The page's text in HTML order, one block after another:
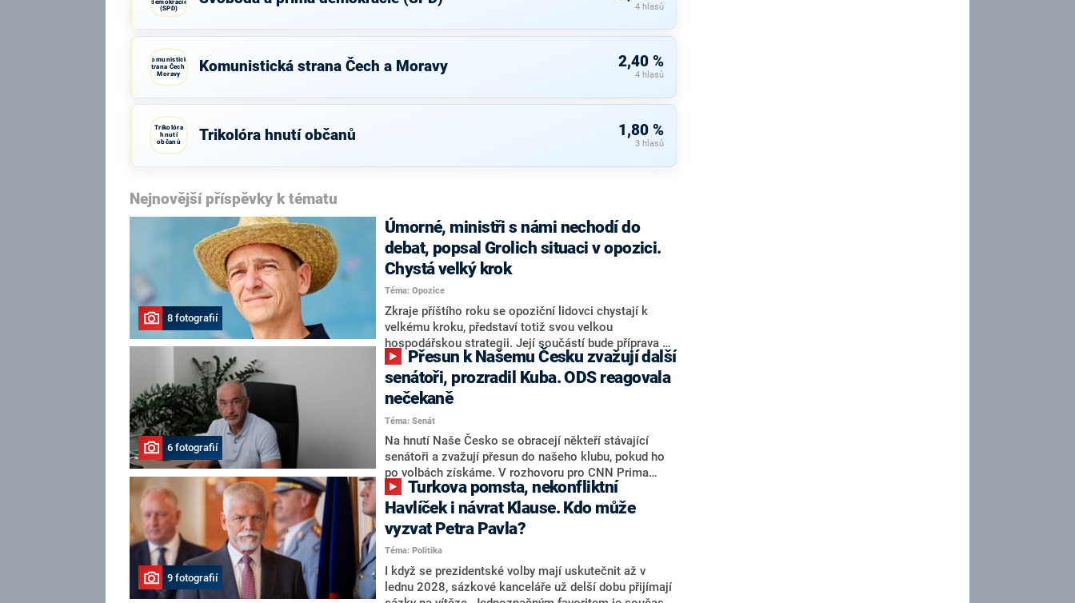
demokracie
(SPD)
4 hlasů
Komunistická
strana Čech a
Moravy
Komunistická strana Čech a Moravy 2,40 %
4 hlasů
Trikolóra
hnutí
občanů
Trikolóra hnutí občanů 1,80 %
3 hlasů
Nejnovější příspěvky k tématu
8 fotografií
Úmorné, ministři s námi nechodí do
debat, popsal Grolich situaci v opozici.
Chystá velký krok
Téma: Opozice
Zkraje příštího roku se opoziční lidovci chystají k
velkému kroku, představí totiž svou velkou
hospodářskou strategii. Její součástí bude příprava na
stárnutí populace, řekl ve středu na setkání s novináři
nový předseda lidovců Jan Grolich. Ten zároveň v
senátních volbách kandiduje ve Vyškově. Popsal i
aktivitu opozice, o níž vládní strany nebo političtí
komentátoři mluví jako o slabé a v defenzivě. „Je to
úmorná práce upozorňovat na chyby vlády. Ministři s
námi navíc nechodí do debat. Chceme ale ukazovat
svoje témata,“ odpověděl Grolich na dotaz CNN Prima
NEWS.
6 fotografií
senátoři, prozradil Kuba. ODS reagovala
nečekaně
Téma: Senát
Na hnutí Naše Česko se obracejí někteří stávající
senátoři a zvažují přesun do našeho klubu, pokud ho
po volbách získáme. V rozhovoru pro CNN Prima
NEWS to řekl zakladatel hnutí a jihočeský hejtman
Martin Kuba. Konkrétní nebyl, ale získat by takto mohl
například senátora Zdeňka Hrabu, který je dnes
součástí klubu ODS a TOP 09. Hraba to na dotaz
redakce nevyloučil. Předseda klubu senátorů ODS
Zdeněk Nytra redakci řekl, že počítá s odchodem
některých senátorů z klubu a že Naše Česko není
9 fotografií
Havlíček i návrat Klause. Kdo může
vyzvat Petra Pavla?
Téma: Politika
I když se prezidentské volby mají uskutečnit až v
lednu 2028, sázkové kanceláře už delší dobu přijímají